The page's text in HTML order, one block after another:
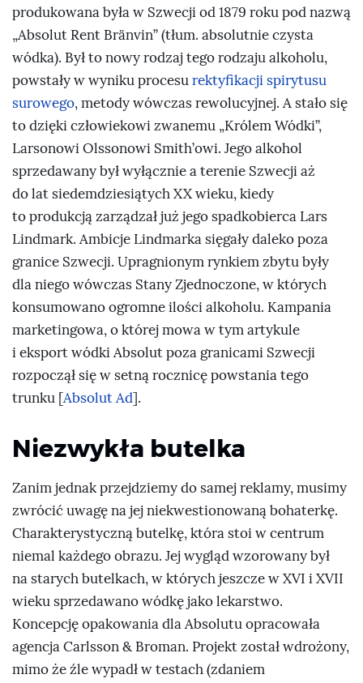
produkowana była w Szwecji od 1879 roku pod nazwą
„Absolut Rent Bränvin” (tłum. absolutnie czysta
wódka). Był to nowy rodzaj tego rodzaju alkoholu,
powstały w wyniku procesurektyfikacjispirytusu
surowego, metody wówczas rewolucyjnej. A stało się
to dzięki człowiekowi zwanemu „Królem Wódki”,
Larsonowi Olssonowi Smith’owi. Jego alkohol
sprzedawany był wyłącznie a terenie Szwecji aż
do lat siedemdziesiątych XX wieku, kiedy
to produkcją zarządzał już jego spadkobierca Lars
Lindmark. Ambicje Lindmarka sięgały daleko poza
granice Szwecji. Upragnionym rynkiem zbytu były
dla niego wówczas Stany Zjednoczone, w których
konsumowano ogromne ilości alkoholu. Kampania
marketingowa, o której mowa w tym artykule
i eksport wódki Absolut poza granicami Szwecji
rozpoczął się w setną rocznicę powstania tego
trunku [Absolut Ad].
Niezwykła butelka
Zanim jednak przejdziemy do samej reklamy, musimy
zwrócić uwagę na jej niekwestionowaną bohaterkę.
Charakterystyczną butelkę, która stoi w centrum
niemal każdego obrazu. Jej wygląd wzorowany był
na starych butelkach, w których jeszcze w XVI i XVII
wieku sprzedawano wódkę jako lekarstwo.
Koncepcję opakowania dla Absolutu opracowała
agencja Carlsson & Broman. Projekt został wdrożony,
mimo że źle wypadł w testach (zdaniem